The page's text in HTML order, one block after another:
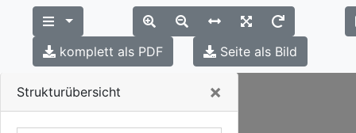
Strukturübersicht ×
komplett als PDF Seite als Bild